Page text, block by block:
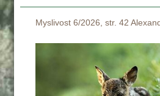
Myslivost 6/2026, str. 42